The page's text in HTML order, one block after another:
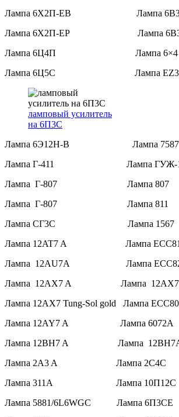
Лампа 6Х2П-ЕВ Лампа 6B32,
Лампа 6Х2П-ЕР Лампа 6B32,
Лампа 6Ц4П Лампа 6×4
Лампа 6Ц5С Лампа EZ35,
ламповый усилитель
на 6П3С
Лампа 6Э12Н-В Лампа 7587
Лампа Г-411 Лампа ГУЖ-
Лампа Г-807 Лампа 807
Лампа Г-807 Лампа 811
Лампа СГ3С Лампа 1567
Лампа 12AT7 A Лампа ECC81
Лампа 12AU7A Лампа
Лампа 12AX7 A Лампа
Лампа 12AX7 Tung-Sol gold Лампа
Лампа 12AY7 A Лампа 6072A
Лампа 12BH7 A Лампа
Лампа 2A3 A Лампа 2C4C
Лампа 311A Лампа 10П12С
Лампа 5881/6L6WGC Лампа 6П3СЕ